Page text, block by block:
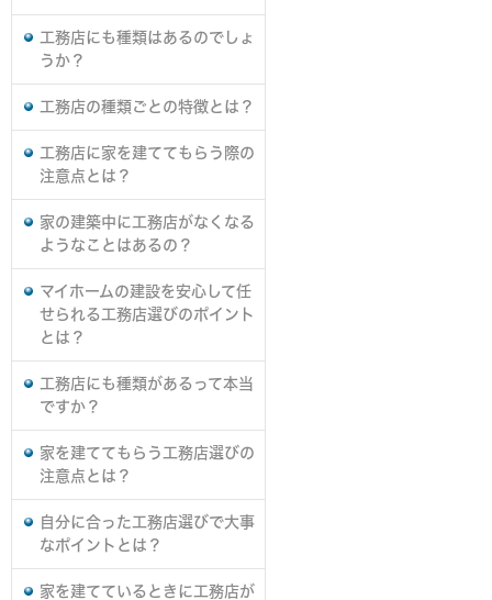
工務店にも種類はあるのでしょ
うか？
工務店の種類ごとの特徴とは？
工務店に家を建ててもらう際の
注意点とは？
家の建築中に工務店がなくなる
ようなことはあるの？
マイホームの建設を安心して任
せられる工務店選びのポイント
とは？
工務店にも種類があるって本当
ですか？
家を建ててもらう工務店選びの
注意点とは？
自分に合った工務店選びで大事
なポイントとは？
家を建てているときに工務店が